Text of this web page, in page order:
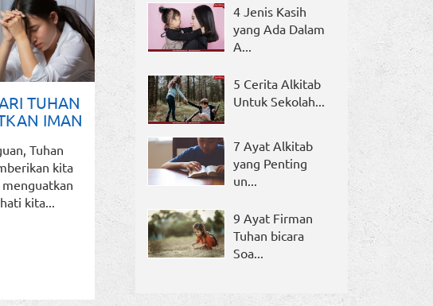
TUHAN
IMAN
Tuhan
kita
kita...
4 Jenis Kasih
yang Ada Dalam
A...
5 Cerita Alkitab
Untuk Sekolah...
7 Ayat Alkitab
yang Penting
un...
9 Ayat Firman
Tuhan bicara
Soa...